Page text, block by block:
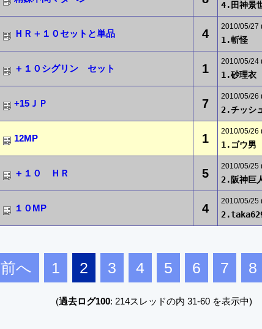
4.田神景
ＨＲ＋１０セットと単品 4
2010/05/27
1.斬怪
＋１０シグリン セット 1
2010/05/24
1.砂理衣
+15ＪＰ 7
2010/05/26
2.チッシ
12MP 1
2010/05/26
1.ゴウ男
＋１０ ＨＲ 5
2010/05/25
2.阪神巨
１０MP 4
2010/05/25
前へ 1 2 3 4 5 6 7 8
(過去ログ100: 214スレッドの内 31-60 を表示中)